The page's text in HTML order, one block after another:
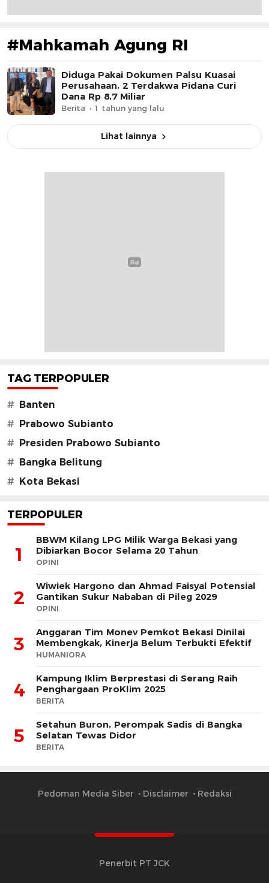
#Mahkamah Agung RI
Diduga Pakai Dokumen Palsu Kuasai
Perusahaan, 2 Terdakwa Pidana Curi
Dana Rp 8,7 Miliar
Berita 1 tahun yang lalu
Lihat lainnya
TAG TERPOPULER
# Banten
# Prabowo Subianto
# Presiden Prabowo Subianto
# Bangka Belitung
# Kota Bekasi
TERPOPULER
1
BBWM Kilang LPG Milik Warga Bekasi yang
Dibiarkan Bocor Selama 20 Tahun
OPINI
2
Wiwiek Hargono dan Ahmad Faisyal Potensial
Gantikan Sukur Nababan di Pileg 2029
OPINI
3
Anggaran Tim Monev Pemkot Bekasi Dinilai
Membengkak, Kinerja Belum Terbukti Efektif
HUMANIORA
4
Kampung Iklim Berprestasi di Serang Raih
Penghargaan ProKlim 2025
BERITA
5
Setahun Buron, Perompak Sadis di Bangka
Selatan Tewas Didor
BERITA
Pedoman Media Siber Disclaimer Redaksi
Penerbit PT JCK